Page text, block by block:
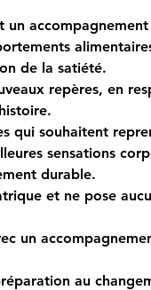
de la satiété.
repères, en
histoire.
qui souhaitent
sensations
durable.
et ne pose
un
au